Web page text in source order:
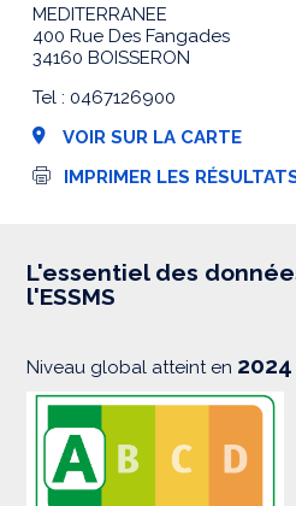
MEDITERRANEE
400 Rue Des Fangades
34160 BOISSERON
Tel : 0467126900
VOIR SUR LA CARTE
I
s
i
IMPRIMER LES
L'essentiel des
l'ESSMS
Niveau global atteint en 2024